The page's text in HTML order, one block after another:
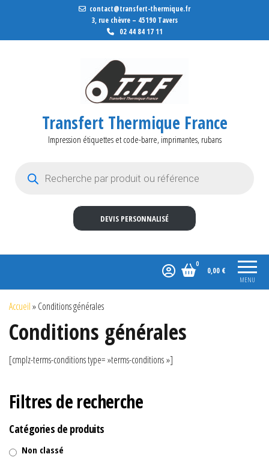
contact@transfert-thermique.fr
3, rue chèvre – 45190 Tavers
02 44 84 17 11
Transfert Thermique France
Impression étiquettes et code-barre, imprimantes, rubans
DEVIS PERSONNALISÉ
MENU
0
0,00 €
Accueil»Conditions générales
Conditions générales
[cmplz-terms-conditions type= »terms-conditions »]
Filtres de recherche
Catégories de produits
Non classé